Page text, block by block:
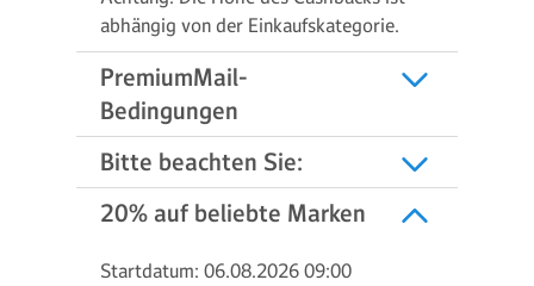
abhängig von der Einkaufskategorie.
PremiumMail-
Bedingungen
Bitte beachten Sie:
20% auf beliebte Marken
Startdatum: 06.08.2026 09:00